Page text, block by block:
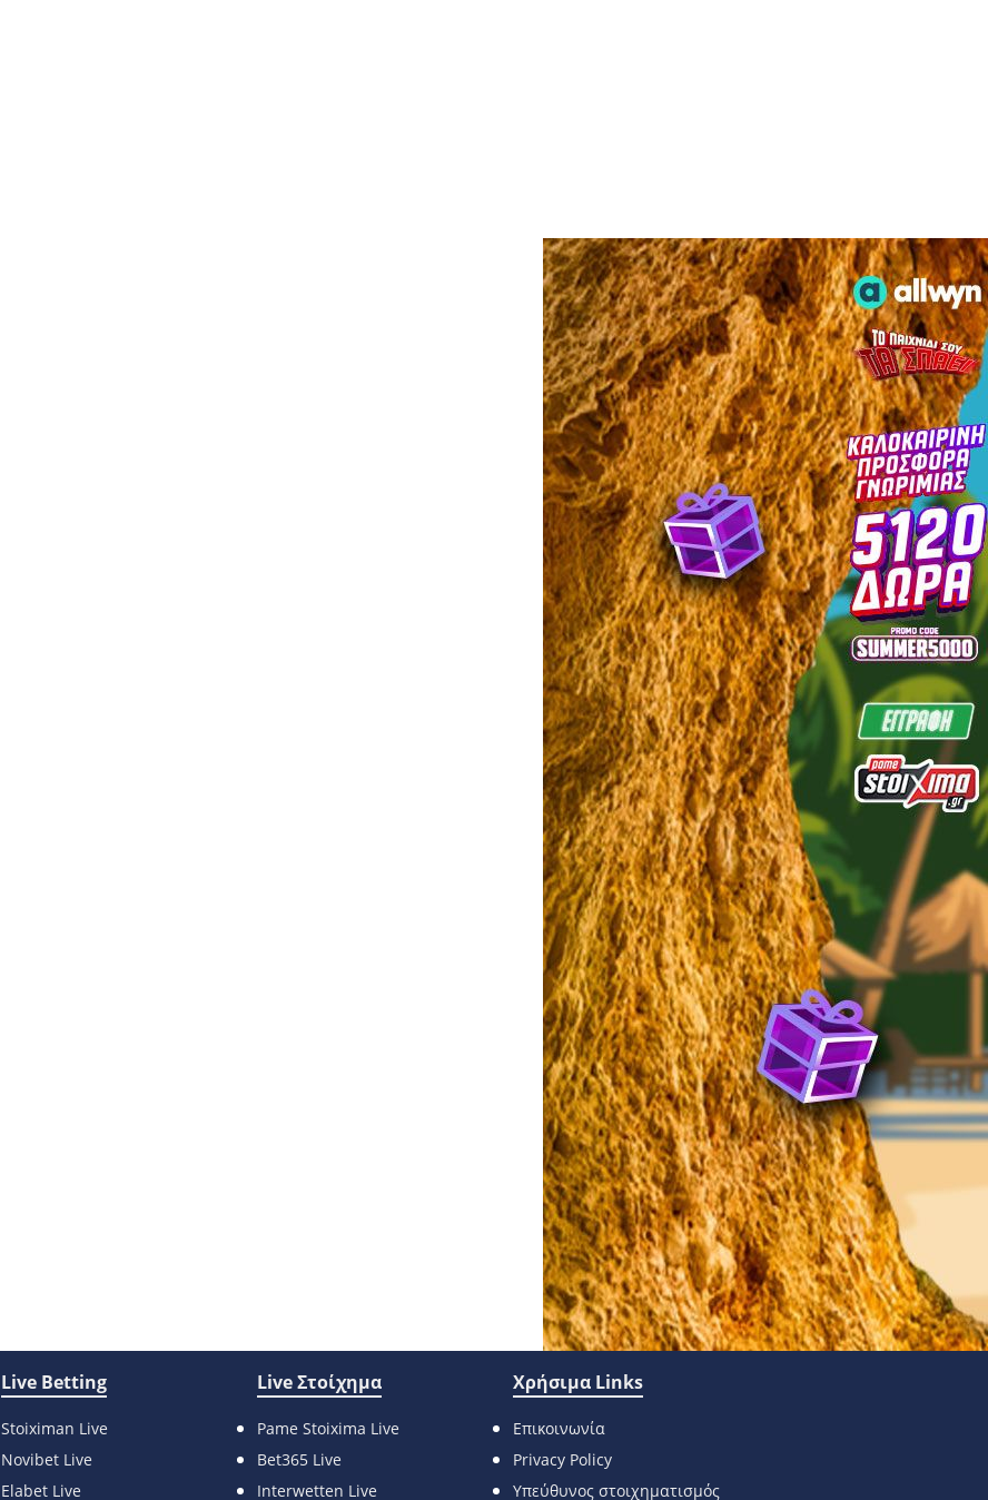
Live Betting
Stoiximan Live
Novibet Live
Elabet Live
Live Στοίχημα
Pame Stoixima Live
Bet365 Live
Interwetten Live
Χρήσιμα Links
Επικοινωνία
Privacy Policy
Υπεύθυνος στοιχηματισμός